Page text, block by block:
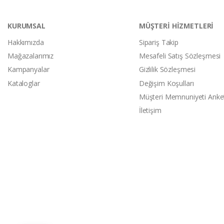
KURUMSAL
Hakkımızda
Mağazalarımız
Kampanyalar
Kataloglar
MÜŞTERİ HİZMETLERİ
Sipariş Takip
Mesafeli Satış Sözleşmesi
Gizlilik Sözleşmesi
Değişim Koşulları
Müşteri Memnuniyeti
İletişim